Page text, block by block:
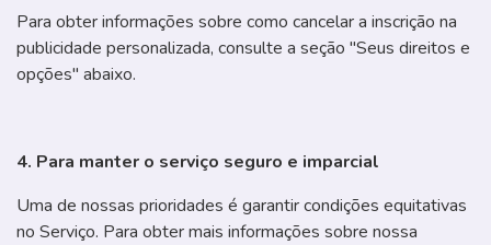
Para obter informações sobre como cancelar a inscrição na
publicidade personalizada, consulte a seção "Seus direitos e
opções" abaixo.
4. Para manter o serviço seguro e imparcial
Uma de nossas prioridades é garantir condições equitativas
no Serviço. Para obter mais informações sobre nossa